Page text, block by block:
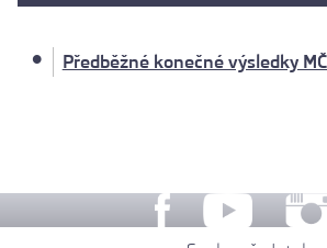
Předběžné konečné výsledky